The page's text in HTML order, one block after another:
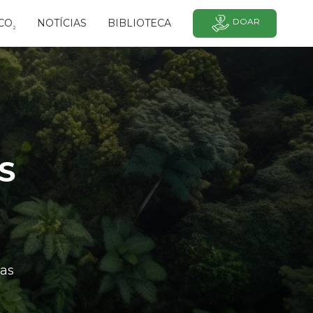
² NOTÍCIAS BIBLIOTECA DOAR